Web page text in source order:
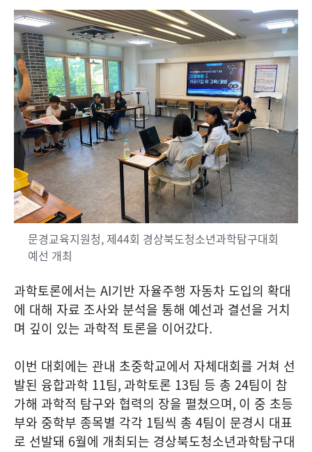
문경교육지원청, 제44회 경상북도청소년과학탐구대회
예선 개최
과학토론에서는 AI기반 자율주행 자동차 도입의 확대
에 대해 자료 조사와 분석을 통해 예선과 결선을 거치
며 깊이 있는 과학적 토론을 이어갔다.
이번 대회에는 관내 초중학교에서 자체대회를 거쳐 선
발된 융합과학 11팀,과학토론 13팀 등 총 24팀이 참
가해 과학적 탐구와 협력의 장을 펼쳤으며, 이 중 초등
부와 중학부 종목별 각각 1팀씩 총 4팀이 문경시 대표
로 선발돼 6월에 개최되는 경상북도청소년과학탐구대